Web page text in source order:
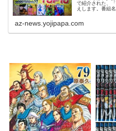
で紹介された、
えします。番組
az-news.yojipapa.com